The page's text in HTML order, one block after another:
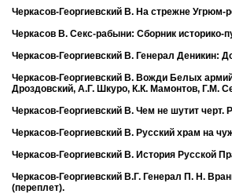
Черкасов-Георгиевский В. На стрежне
Черкасов В. Секс-рабыни: Сборник историко-
Черкасов-Георгиевский В. Генерал Деникин:
Черкасов-Георгиевский В. Вожди Белых
Дроздовский, А.Г. Шкуро, К.К. Мамонтов, Г.М.
Черкасов-Георгиевский В. Чем не шутит
Черкасов-Георгиевский В. Русский храм на
Черкасов-Георгиевский В. История Русской
Черкасов-Георгиевский В.Г. Генерал П. Н.
(переплет).